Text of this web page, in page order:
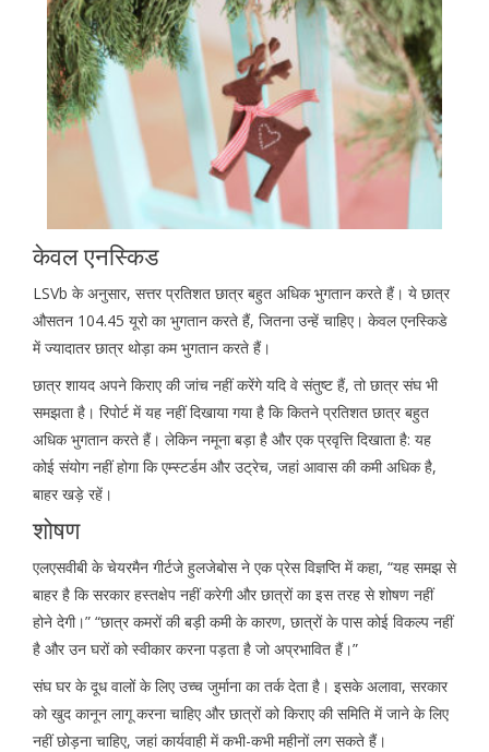
केवल एनस्किड
LSVb के अनुसार, सत्तर प्रतिशत छात्र बहुत अधिक भुगतान करते हैं। ये छात्र
औसतन 104.45 यूरो का भुगतान करते हैं, जितना उन्हें चाहिए। केवल एनस्किडे
में ज्यादातर छात्र थोड़ा कम भुगतान करते हैं।
छात्र शायद अपने किराए की जांच नहीं करेंगे यदि वे संतुष्ट हैं, तो छात्र संघ भी
समझता है। रिपोर्ट में यह नहीं दिखाया गया है कि कितने प्रतिशत छात्र बहुत
अधिक भुगतान करते हैं। लेकिन नमूना बड़ा है और एक प्रवृत्ति दिखाता है: यह
कोई संयोग नहीं होगा कि एम्स्टर्डम और उट्रेच, जहां आवास की कमी अधिक है,
बाहर खड़े रहें।
शोषण
एलएसवीबी के चेयरमैन गीर्टजे हुलजेबोस ने एक प्रेस विज्ञप्ति में कहा, “यह समझ से
बाहर है कि सरकार हस्तक्षेप नहीं करेगी और छात्रों का इस तरह से शोषण नहीं
होने देगी।” “छात्र कमरों की बड़ी कमी के कारण, छात्रों के पास कोई विकल्प नहीं
है और उन घरों को स्वीकार करना पड़ता है जो अप्रभावित हैं।”
संघ घर के दूध वालों के लिए उच्च जुर्माना का तर्क देता है। इसके अलावा, सरकार
को खुद कानून लागू करना चाहिए और छात्रों को किराए की समिति में जाने के लिए
नहीं छोड़ना चाहिए, जहां कार्यवाही में कभी-कभी महीनों लग सकते हैं।